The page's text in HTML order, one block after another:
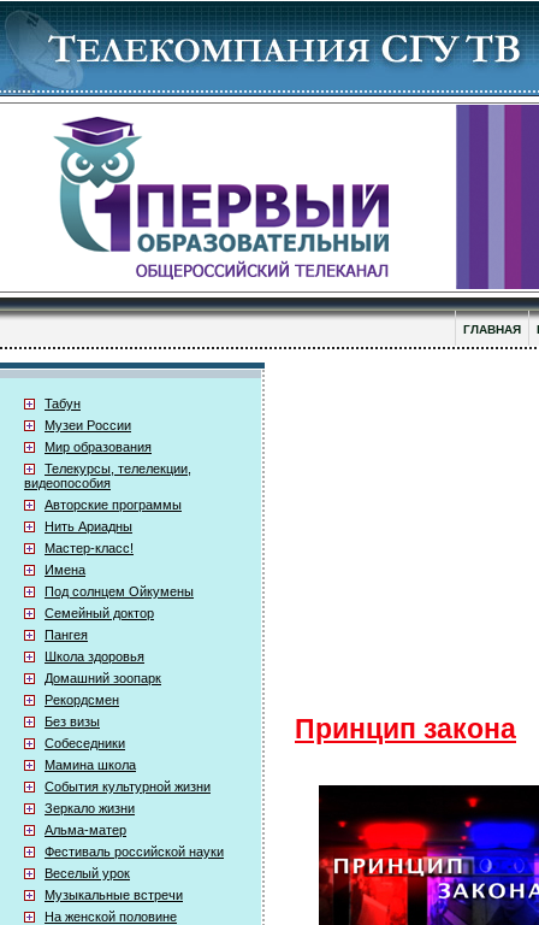
ГЛАВНАЯ
Табун
Музеи России
Мир образования
Телекурсы, телелекции,
видеопособия
Авторские программы
Нить Ариадны
Мастер-класс!
Имена
Под солнцем Ойкумены
Семейный доктор
Пангея
Школа здоровья
Домашний зоопарк
Рекордсмен
Без визы
Собеседники
Мамина школа
События культурной жизни
Зеркало жизни
Альма-матер
Фестиваль российской науки
Веселый урок
Музыкальные встречи
На женской половине
Принцип закона